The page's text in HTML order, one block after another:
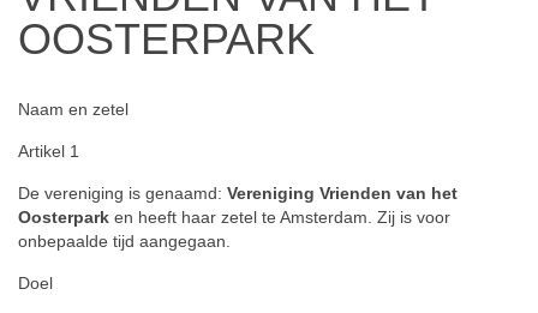
OOSTERPARK
Naam en zetel
Artikel 1
De vereniging is genaamd: Vereniging Vrienden van het
Oosterpark en heeft haar zetel te Amsterdam. Zij is voor
onbepaalde tijd aangegaan.
Doel